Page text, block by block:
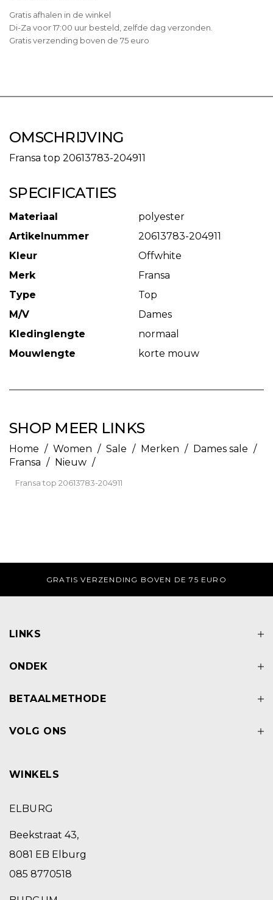
Gratis afhalen in de winkel
Di-Za voor 17:00 uur besteld, zelfde dag verzonden.
Gratis verzending boven de 75 euro
OMSCHRIJVING
Fransa top 20613783-204911
SPECIFICATIES
Materiaal
polyester
Artikelnummer
20613783-204911
Kleur
Offwhite
Merk
Fransa
Type
Top
M/V
Dames
Kledinglengte
normaal
Mouwlengte
korte mouw
SHOP MEER LINKS
Home / Women / Sale / Merken / Dames sale /
Fransa / Nieuw /
Fransa top 20613783-204911
GRATIS AFHALEN IN DE WINKEL
LINKS
ONDEK
BETAALMETHODE
VOLG ONS
WINKELS
ELBURG
Beekstraat 43,
8081 EB Elburg
085 8770518